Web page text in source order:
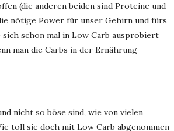
(die anderen beiden sind Proteine und
nötige Power für unser Gehirn und fürs
schon mal in Low Carb ausprobiert
man die Carbs in der Ernährung
nicht so böse sind, wie von vielen
toll sie doch mit Low Carb abgenommen